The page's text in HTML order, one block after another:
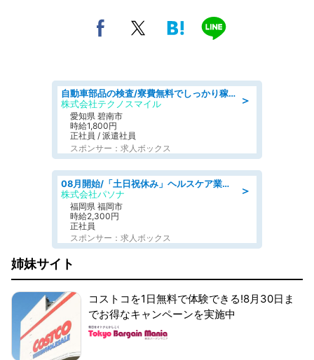
＞
自動車部品の検査/寮費無料でしっかり稼げる denso aichi
株式会社テクノスマイル
愛知県 碧南市
時給1,800円
正社員 / 派遣社員
スポンサー：求人ボックス
＞
08月開始/「土日祝休み」ヘルスケア業界の産業保健師/高時給/未経験OK/要資格:保健師、正看護師
株式会社パソナ
福岡県 福岡市
時給2,300円
正社員
スポンサー：求人ボックス
姉妹サイト
コストコを1日無料で体験できる!8月30日ま
でお得なキャンペーンを実施中